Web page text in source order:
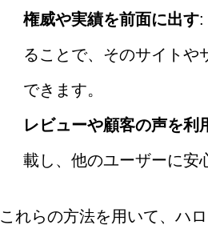
権威や実績を前面に出す:
ることで、そのサイトや
できます。
レビューや顧客の声を利
載し、他のユーザーに安
これらの方法を用いて、ハ